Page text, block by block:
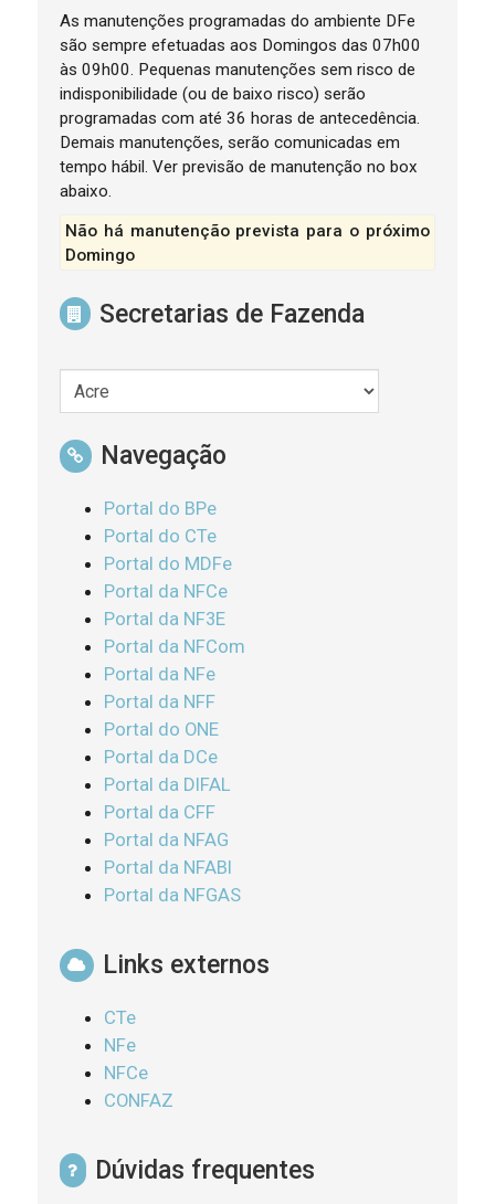
As manutenções programadas do ambiente DFe
são sempre efetuadas aos Domingos das 07h00
às 09h00. Pequenas manutenções sem risco de
indisponibilidade (ou de baixo risco) serão
programadas com até 36 horas de antecedência.
Demais manutenções, serão comunicadas em
tempo hábil. Ver previsão de manutenção no box
abaixo.
Não há manutenção prevista para o próximo
Domingo
Secretarias de Fazenda
Navegação
Portal do BPe
Portal do CTe
Portal do MDFe
Portal da NFCe
Portal da NF3E
Portal da NFCom
Portal da NFe
Portal da NFF
Portal do ONE
Portal da DCe
Portal da DIFAL
Portal da CFF
Portal da NFAG
Portal da NFABI
Portal da NFGAS
Links externos
CTe
NFe
NFCe
CONFAZ
Dúvidas frequentes